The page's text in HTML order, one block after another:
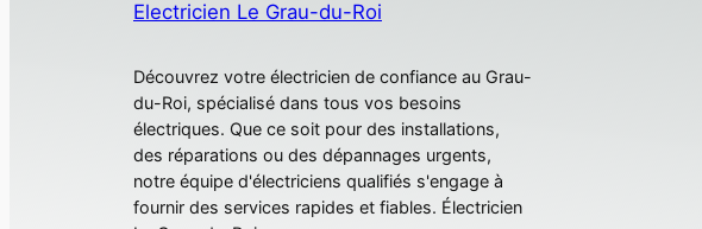
Electricien Le Grau-du-Roi
Découvrez votre électricien de confiance au Grau-
du-Roi, spécialisé dans tous vos besoins
électriques. Que ce soit pour des installations,
des réparations ou des dépannages urgents,
notre équipe d'électriciens qualifiés s'engage à
fournir des services rapides et fiables. Électricien